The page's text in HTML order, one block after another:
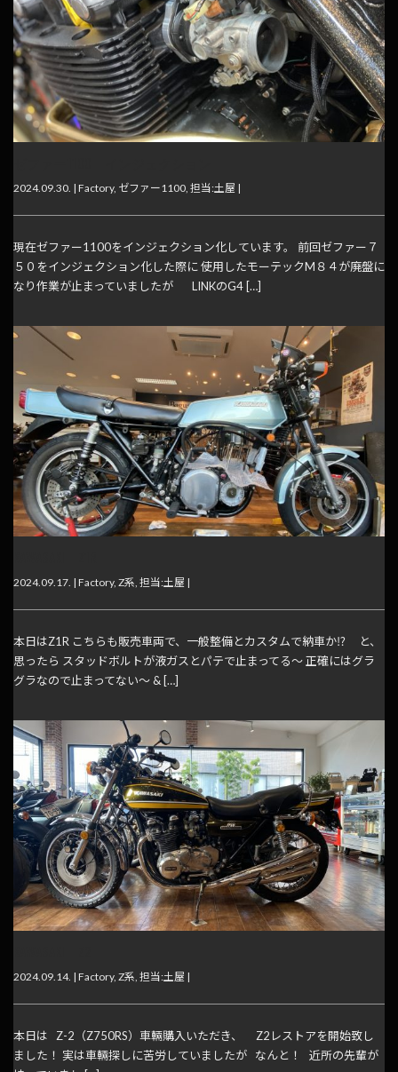
2024.09.30. | Factory, ゼファー1100, 担当:土屋 |
現在ゼファー1100をインジェクション化しています。 前回ゼファー７
５０をインジェクション化した際に 使用したモーテックM８４が廃盤に
なり作業が止まっていましたが LINKのG4 […]
2024.09.17. | Factory, Z系 担当:土屋 |
本日はZ1R こちらも販売車両で、一般整備とカスタムで納車か⁉️ と、
思ったら スタッドボルトが液ガスとパテで止まってる～ 正確にはグラ
グラなので止まってない～ & […]
2024.09.14. | Factory, Z系 担当:土屋 |
本日は Z-2（Z750RS）車輛購入いただき、 Z2レストアを開始致し
ました！ 実は車輛探しに苦労していましたが なんと！ 近所の先輩が